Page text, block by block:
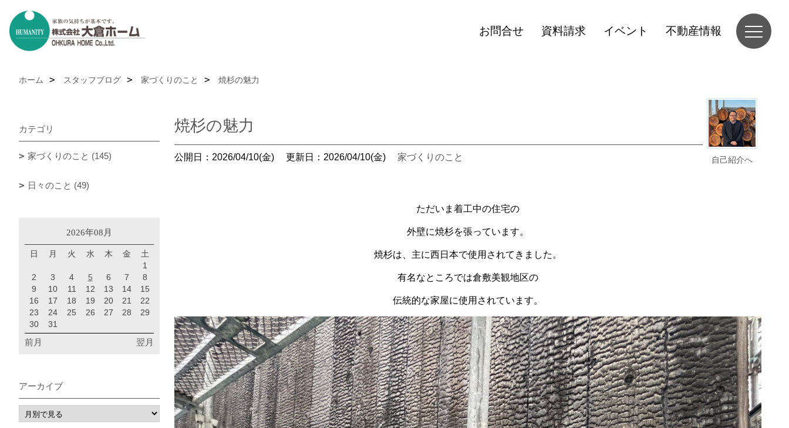
お問合せ 資料請求 イベント 不動産情報
ホーム スタッフブログ 家づくりのこと 焼杉の魅力
自己紹介へ
焼杉の魅力
公開日：2026/04/10(金) 更新日：2026/04/10(金) 家づくりのこと
ただいま着工中の住宅の
外壁に焼杉を張っています。
焼杉は、主に西日本で使用されてきました。
有名なところでは倉敷美観地区の
伝統的な家屋に使用されています。
カテゴリ
家づくりのこと (145)
日々のこと (49)
2026年08月
日 月 火 水 木 金
土
1
2
3 4 5 6 7
8
9
10 11 12 13 14
15
16
17 18 19 20 21
22
23
24 25 26 27 28
29
30
31
前月 翌月
アーカイブ